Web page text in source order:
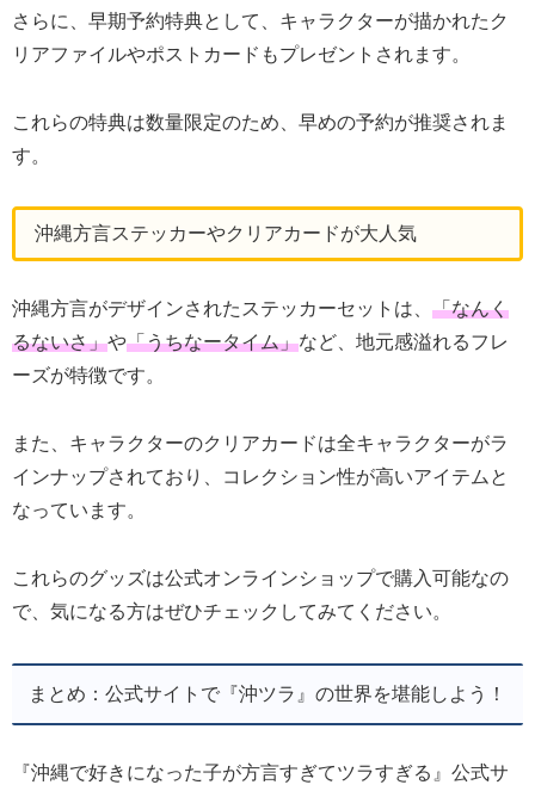
さらに、早期予約特典として、キャラクターが描かれたク
リアファイルやポストカードもプレゼントされます。
これらの特典は数量限定のため、早めの予約が推奨されま
す。
沖縄方言ステッカーやクリアカードが大人気
沖縄方言がデザインされたステッカーセットは、 「なんく
るないさ」や「うちなータイム」など、地元感溢れるフレ
ーズが特徴です。
また、キャラクターのクリアカードは全キャラクターがラ
インナップされており、コレクション性が高いアイテムと
なっています。
これらのグッズは公式オンラインショップで購入可能なの
で、気になる方はぜひチェックしてみてください。
まとめ：公式サイトで『沖ツラ』の世界を堪能しよう！
『沖縄で好きになった子が方言すぎてツラすぎる』公式サ